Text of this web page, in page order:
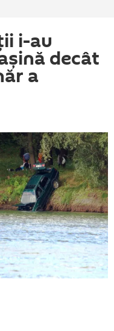
i-au
decât
a